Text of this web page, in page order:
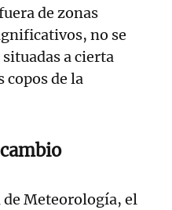
de zonas
no se
a cierta
de la
de Meteorología, el